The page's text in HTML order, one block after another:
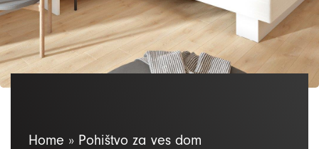
Home » Pohištvo za ves dom